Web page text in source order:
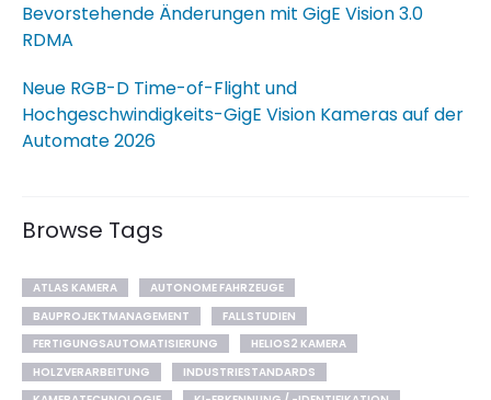
Bevorstehende Änderungen mit GigE Vision 3.0
RDMA
Neue RGB-D Time-of-Flight und
Hochgeschwindigkeits-GigE Vision Kameras auf der
Automate 2026
Browse Tags
ATLAS KAMERA
AUTONOME FAHRZEUGE
BAUPROJEKTMANAGEMENT
FALLSTUDIEN
FERTIGUNGSAUTOMATISIERUNG
HELIOS2 KAMERA
HOLZVERARBEITUNG
INDUSTRIESTANDARDS